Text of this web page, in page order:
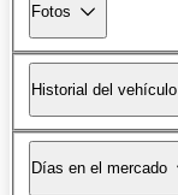
Fotos
Historial del vehículo
Días en el mercado